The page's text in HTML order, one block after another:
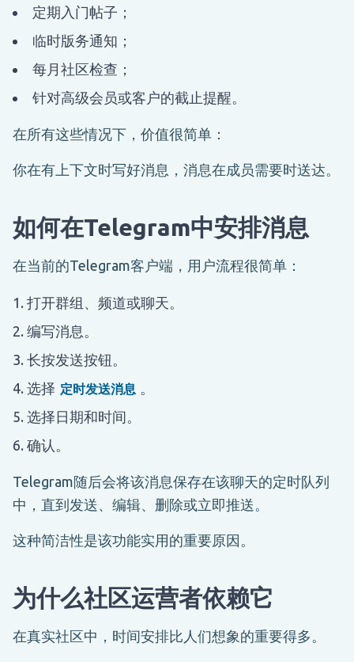
定期入门帖子；
临时版务通知；
每月社区检查；
针对高级会员或客户的截止提醒。
在所有这些情况下，价值很简单：
你在有上下文时写好消息，消息在成员需要时送达。
如何在Telegram中安排消息
在当前的Telegram客户端，用户流程很简单：
打开群组、频道或聊天。
编写消息。
长按发送按钮。
选择 定时发送消息
选择日期和时间。
确认。
Telegram随后会将该消息保存在该聊天的定时队列
中，直到发送、编辑、删除或立即推送。
这种简洁性是该功能实用的重要原因。
为什么社区运营者依赖它
在真实社区中，时间安排比人们想象的重要得多。